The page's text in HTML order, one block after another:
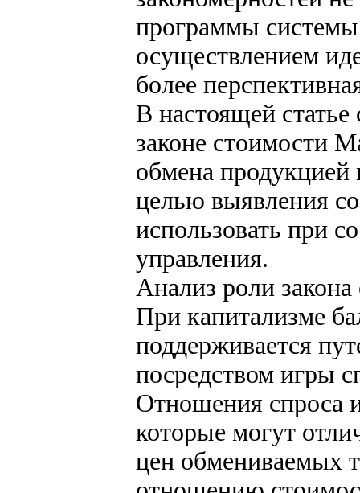
программы
осуществлением
более
В настоящей
законе стоимости
обмена продукцией
целью выявления
использовать при
управления.
Анализ роли
При капитализме
поддерживается
посредством игры
Отношения спроса
которые могут
цен обмениваемых